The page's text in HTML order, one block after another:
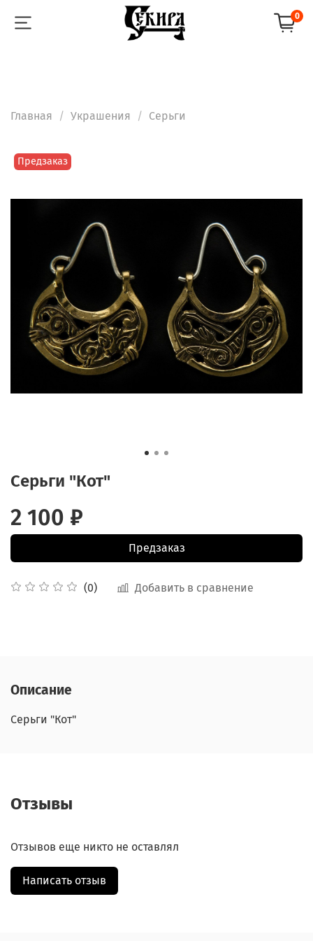
0
Главная Украшения Серьги
Предзаказ
Серьги "Кот"
(0) Добавить в сравнение
2 100 ₽
Предзаказ
Описание
Серьги "Кот"
Отзывы
Отзывов еще никто не оставлял
Написать отзыв